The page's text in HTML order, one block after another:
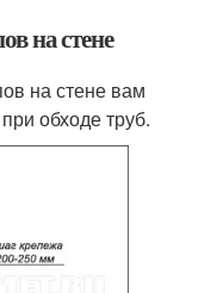
на стене
на стене вам
обходе труб.